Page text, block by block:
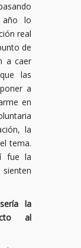
lo
real
de
a caer
las
a
en
la
tema.
fue la
la
al